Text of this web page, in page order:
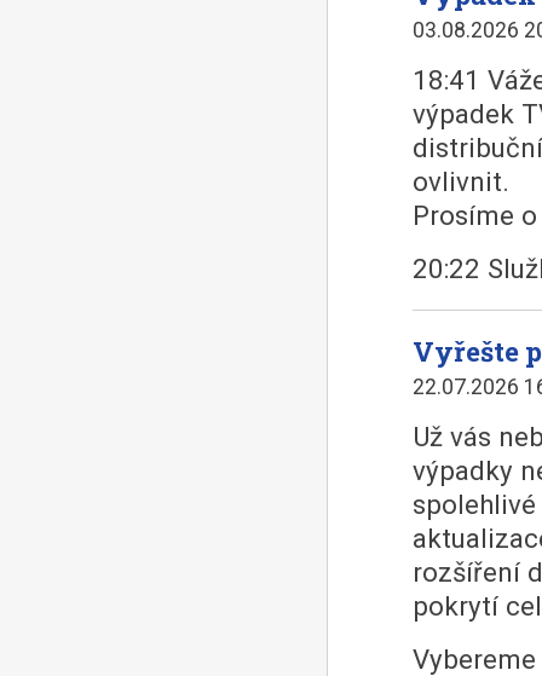
03.08.2026
18:41
výpadek
ovlivnit.
Prosíme
20:22
Vyřešte
22.07.2026
Už vás
výpadky
rozšíření
pokrytí